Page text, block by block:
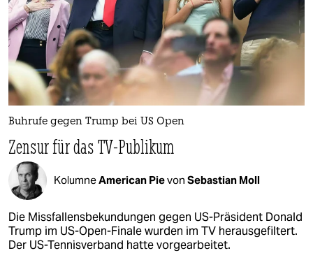
Buhrufe gegen Trump bei US Open
Zensur für das TV-Publikum
KolumneAmerican Pievon Sebastian Moll
Die Missfallensbekundungen gegen US-Präsident Donald
Trump im US-Open-Finale wurden im TV herausgefiltert.
Der US-Tennisverband hatte vorgearbeitet.